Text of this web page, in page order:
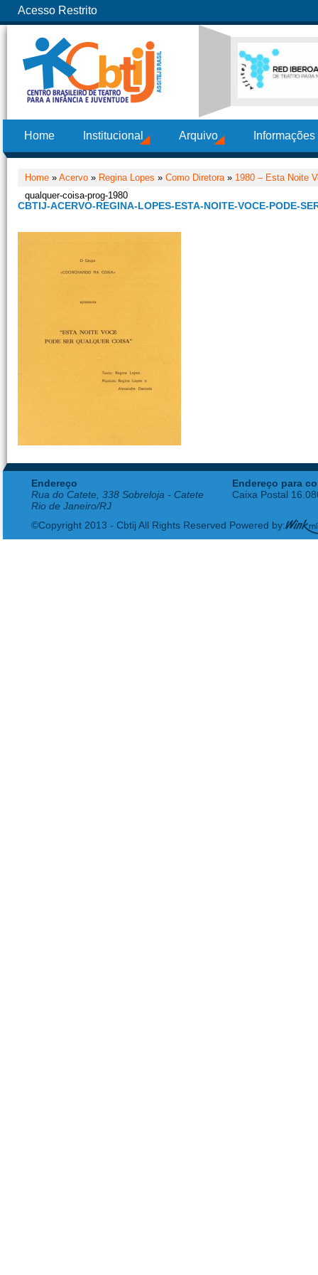
Acesso Restrito
Home Institucional Arquivo
Home » Acervo » Regina Lopes » Como Diretora» 1980 – Esta Noite
qualquer-coisa-prog-1980
CBTIJ-ACERVO-REGINA-LOPES-ESTA-NOITE-VOCE-PODE-
Endereço
Rua do Catete, 338 Sobreloja - Catete
Rio de Janeiro/RJ
Endereço para
Caixa Postal
©Copyright 2013 - Cbtij All Rights Reserved Powered by: